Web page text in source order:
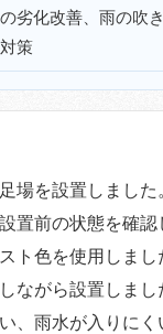
劣化改善、雨の吹
策
場を設置しました。
置前の状態を確認
ト色を使用しまし
ながら設置しまし
、雨水が入りにく